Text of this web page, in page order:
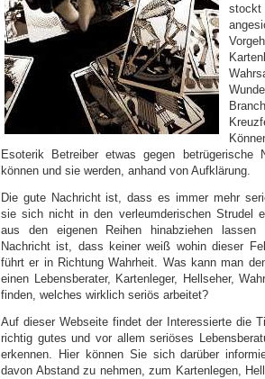
Esoterik Betreiber etwas gegen betrügerische
können und sie werden, anhand von Aufklärung.
Die gute Nachricht ist, dass es immer mehr
sie sich nicht in den verleumderischen Strudel
aus den eigenen Reihen hinabziehen
Nachricht ist, dass keiner weiß wohin dieser
führt er in Richtung Wahrheit. Was kann man
einen Lebensberater, Kartenleger, Hellseher,
finden, welches wirklich seriös arbeitet?
Auf dieser Webseite findet der Interessierte die
richtig gutes und vor allem seriöses
erkennen. Hier können Sie sich darüber
davon Abstand zu nehmen, zum Kartenlegen,